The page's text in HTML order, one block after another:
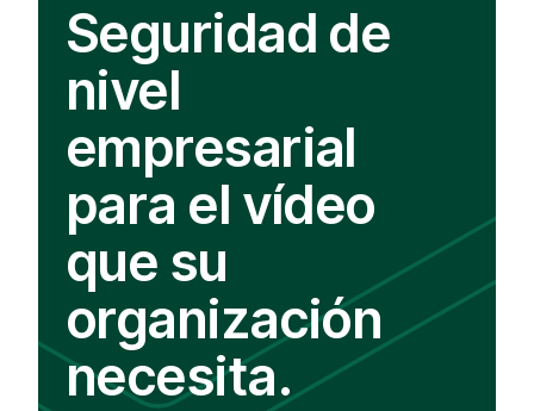
Seguridad de
nivel
empresarial
para el vídeo
que su
organización
necesita.